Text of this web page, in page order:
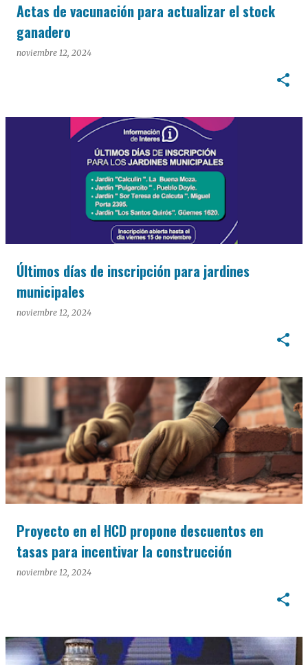
Actas de vacunación para actualizar el stock
ganadero
noviembre 12, 2024
Últimos días de inscripción para jardines
municipales
noviembre 12, 2024
Proyecto en el HCD propone descuentos en
tasas para incentivar la construcción
noviembre 12, 2024